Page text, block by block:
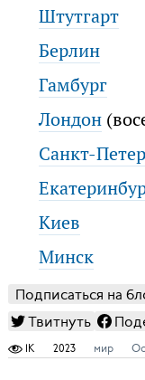
Штутгарт
Берлин
Гамбург
Лондон
Санкт-
Киев
Минск
Подписаться на
Твитнуть
1K 2023 мир